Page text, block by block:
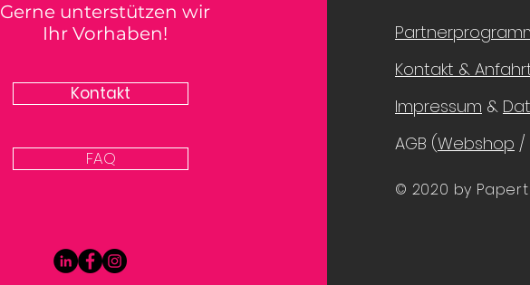
Gerne unterstützen wir
Ihr Vorhaben!
Kontakt
FAQ
Kontakt &
Impressum &
AGB (Webshop /
© 2020 by